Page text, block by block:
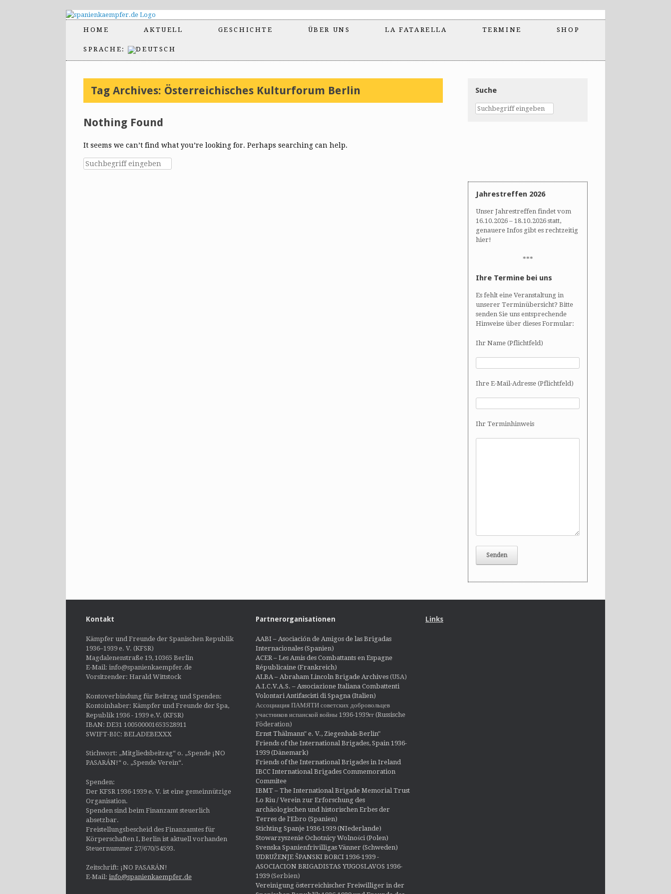
HOME AKTUELL GESCHICHTE ÜBER UNS LA FATARELLA TERMINE SHOP
SPRACHE:
Tag Archives: Österreichisches Kulturforum Berlin
Nothing Found
It seems we can’t find what you’re looking for. Perhaps searching can help.
Suche
Jahrestreffen 2026
Unser Jahrestreffen findet vom
16.10.2026 – 18.10.2026 statt,
genauere Infos gibt es rechtzeitig
hier!
***
Ihre Termine bei uns
Es fehlt eine Veranstaltung in
unserer Terminübersicht? Bitte
senden Sie uns entsprechende
Hinweise über dieses Formular:
Ihr Name (Pflichtfeld)
Ihre E-Mail-Adresse (Pflichtfeld)
Ihr Terminhinweis
Kontakt
Kämpfer und Freunde der Spanischen Republik
1936–1939 e. V. (KFSR)
Magdalenenstraße 19, 10365 Berlin
E-Mail: info@spanienkaempfer.de
Vorsitzender: Harald Wittstock
Kontoverbindung für Beitrag und Spenden:
Kontoinhaber: Kämpfer und Freunde der Spa,
Republik 1936 - 1939 e.V. (KFSR)
IBAN: DE31 100500001653528911
SWIFT-BIC: BELADEBEXXX
Stichwort: „Mitgliedsbeitrag“ o. „Spende ¡NO
PASARÁN!“ o. „Spende Verein“.
Spenden:
Der KFSR 1936-1939 e. V. ist eine gemeinnützige
Organisation.
Spenden sind beim Finanzamt steuerlich
absetzbar.
Freistellungsbescheid des Finanzamtes für
Körperschaften I, Berlin ist aktuell vorhanden
Steuernummer 27/670/54593.
Zeitschrift: ¡NO PASARÁN!
E-Mail: info@spanienkaempfer.de
Partnerorganisationen
AABI – Asociación de Amigos de las Brigadas
Internacionales (Spanien)
ACER – Les Amis des Combattants en Espagne
Républicaine (Frankreich)
ALBA – Abraham Lincoln Brigade Archives(USA)
A.I.C.V.A.S. – Associazione Italiana Combattenti
Volontari Antifascisti di Spagna (Italien)
Ассоциация ПАМЯТИ советских добровольцев
участников испанской войны 1936-1939гг (Russische
Föderation)
Ernst Thälmann" e. V., Ziegenhals-Berlin"
Friends of the International Brigades, Spain 1936-
1939 (Dänemark)
Friends of the International Brigades in Ireland
IBCC International Brigades Commemoration
Commitee
IBMT – The International Brigade Memorial Trust
Lo Riu / Verein zur Erforschung des
archäologischen und historischen Erbes der
Terres de l'Ebro (Spanien)
Stichting Spanje 1936-1939 (NIederlande)
Stowarzyszenie Ochotnicy Wolności (Polen)
Svenska Spanienfrivilligas Vänner (Schweden)
UDRUŽENJE ŠPANSKI BORCI 1936-1939 -
ASOCIACION BRIGADISTAS YUGOSLAVOS 1936-
1939(Serbien)
Vereinigung österreichischer Freiwilliger in der
Links